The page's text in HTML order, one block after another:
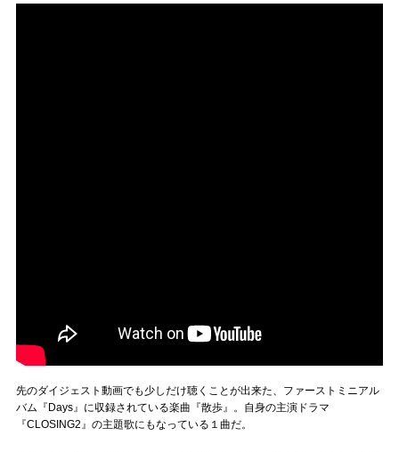
先のダイジェスト動画でも少しだけ聴くことが出来た、ファーストミニアル
バム『Days』に収録されている楽曲『散歩』。自身の主演ドラマ
『CLOSING2』の主題歌にもなっている１曲だ。